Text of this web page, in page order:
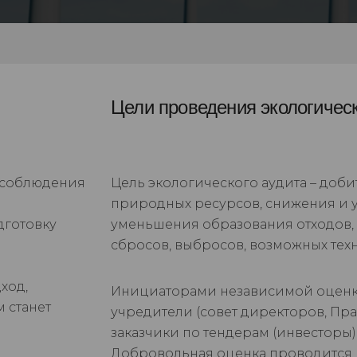
Цели проведения
Цель экологического аудита –
природных ресурсов, снижения и
уменьшения образования
сбросов, выбросов, возможных
Инициаторами независимой
учредители (совет директоров,
заказчики по тендерам
Добровольная оценка